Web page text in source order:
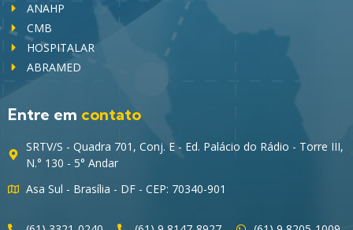
ANAHP
CMB
HOSPITALAR
ABRAMED
Entre em contato
SRTV/S - Quadra 701, Conj. E - Ed. Palácio do Rádio - Torre III,
N.° 130 - 5° Andar
Asa Sul - Brasília - DF - CEP: 70340-901